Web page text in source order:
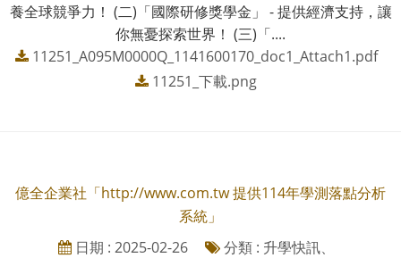
養全球競爭力！ (二)「國際研修獎學金」 - 提供經濟支持，讓
你無憂探索世界！ (三)「....
11251_A095M0000Q_1141600170_doc1_Attach1.pdf
11251_下載.png
億全企業社「http://www.com.tw 提供114年學測落點分析
系統」
日期 : 2025-02-26
分類 : 升學快訊、